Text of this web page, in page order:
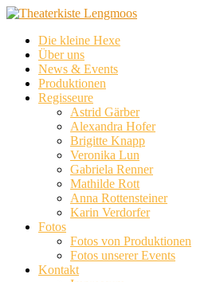
Die kleine Hexe
Über uns
News & Events
Produktionen
Regisseure
Astrid Gärber
Alexandra Hofer
Brigitte Knapp
Veronika Lun
Gabriela Renner
Mathilde Rott
Anna Rottensteiner
Karin Verdorfer
Fotos
Fotos von Produktionen
Fotos unserer Events
Kontakt